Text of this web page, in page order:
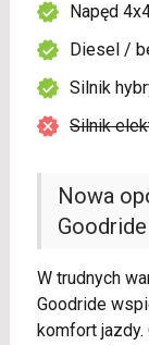
Nowa
Goodride
W trudnych
Goodride
komfort
Napęd
Diesel /
Silnik
Silnik